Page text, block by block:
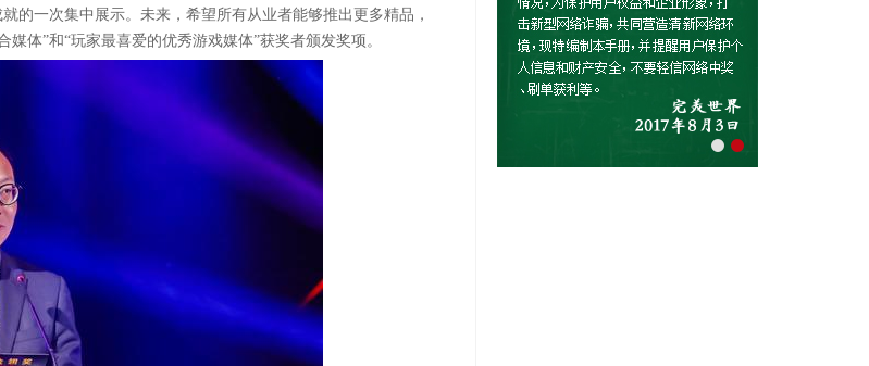
的一次集中展示。未来，希望所有从业者能够推出更多精品，
体”和“玩家最喜爱的优秀游戏媒体”获奖者颁发奖项。